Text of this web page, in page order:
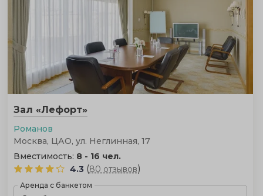
Зал «Лефорт»
Романов
Москва, ЦАО, ул. Неглинная, 17
Вместимость: 8 - 16 чел.
4.3 (80 отзывов)
Аренда с банкетом